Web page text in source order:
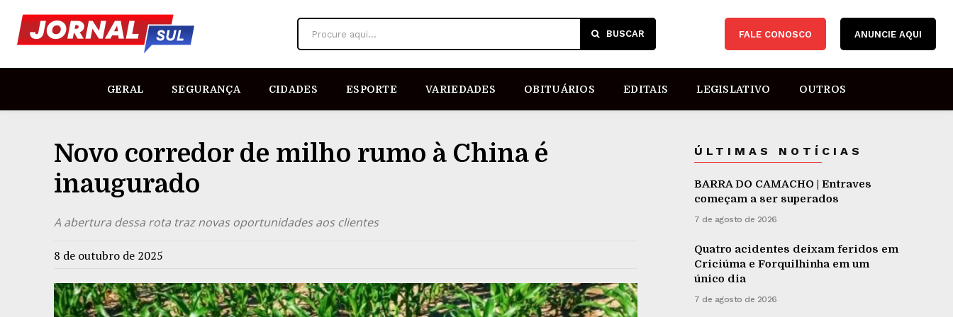
Procure aqui... BUSCAR FALE CONOSCO ANUNCIE AQUI
GERAL SEGURANÇA CIDADES ESPORTE VARIEDADES OBITUÁRIOS EDITAIS LEGISLATIVO OUTROS
Novo corredor de milho rumo à China é
inaugurado
A abertura dessa rota traz novas oportunidades aos clientes
8 de outubro de 2025
ÚLTIMAS NOTÍCIAS
BARRA DO CAMACHO | Entraves
começam a ser superados
7 de agosto de 2026
Quatro acidentes deixam feridos em
Criciúma e Forquilhinha em um
único dia
7 de agosto de 2026